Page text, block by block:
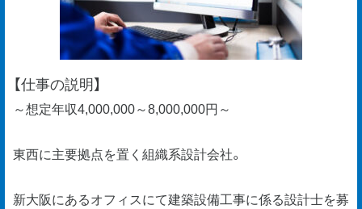
【仕事の説明】
～想定年収4,000,000～8,000,000円～
東西に主要拠点を置く組織系設計会社。
新大阪にあるオフィスにて建築設備工事に係る設計士を募